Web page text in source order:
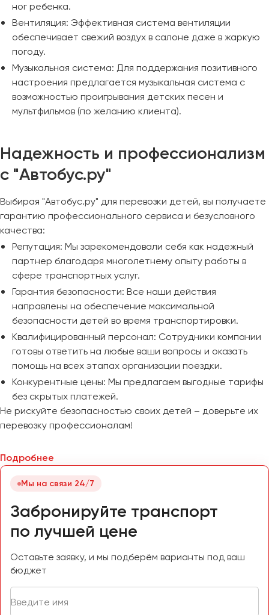
ног ребенка.
Вентиляция: Эффективная система вентиляции
обеспечивает свежий воздух в салоне даже в жаркую
погоду.
Музыкальная система: Для поддержания позитивного
настроения предлагается музыкальная система с
возможностью проигрывания детских песен и
мультфильмов (по желанию клиента).
Надежность и профессионализм
с "Автобус.ру"
Выбирая "Автобус.ру" для перевозки детей, вы получаете
гарантию профессионального сервиса и безусловного
качества:
Репутация: Мы зарекомендовали себя как надежный
партнер благодаря многолетнему опыту работы в
сфере транспортных услуг.
Гарантия безопасности: Все наши действия
направлены на обеспечение максимальной
безопасности детей во время транспортировки.
Квалифицированный персонал: Сотрудники компании
готовы ответить на любые ваши вопросы и оказать
помощь на всех этапах организации поездки.
Конкурентные цены: Мы предлагаем выгодные тарифы
без скрытых платежей.
Не рискуйте безопасностью своих детей – доверьте их
перевозку профессионалам!
Подробнее
Мы на связи 24/7
Забронируйте транспорт
по лучшей цене
Оставьте заявку, и мы подберём варианты под ваш
бюджет